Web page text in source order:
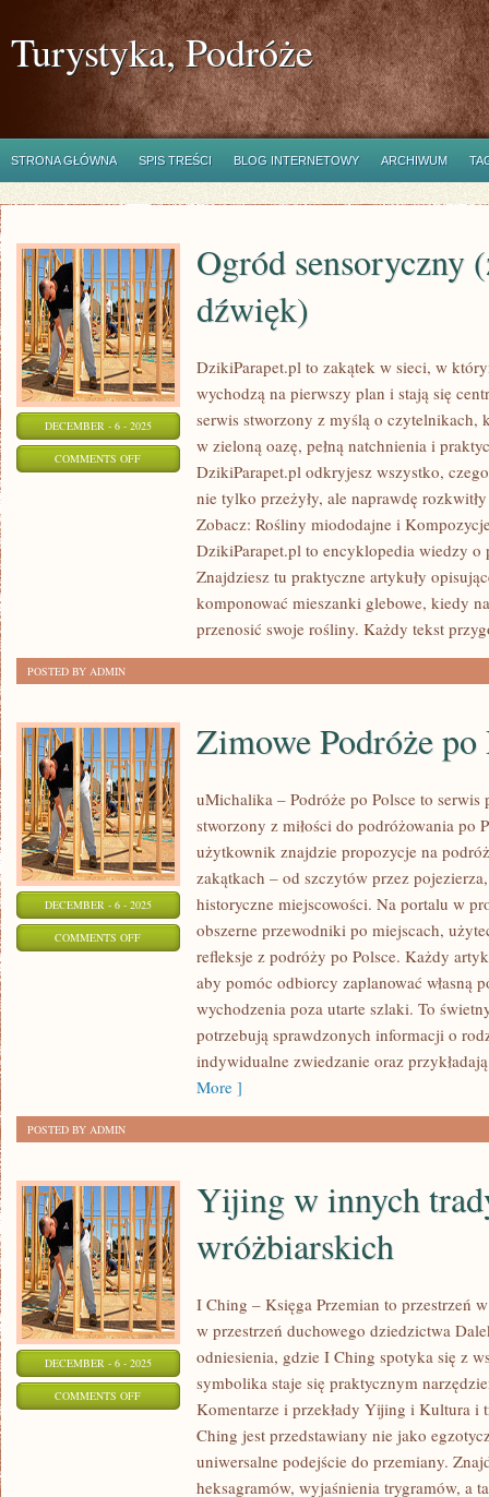
Turystyka, Podróże
STRONA GŁÓWNA SPIS TREŚCI BLOG INTERNETOWY ARCHIWUM
DECEMBER - 6 - 2025
COMMENTS OFFON
Ogród sensoryczny
dźwięk)
DzikiParapet.pl to zakątek w sieci, w
wychodzą na pierwszy plan i stają się
serwis stworzony z myślą o czytelnikach,
w zieloną oazę, pełną natchnienia i
DzikiParapet.pl odkryjesz wszystko,
nie tylko przeżyły, ale naprawdę
Zobacz: Rośliny miododajne i
DzikiParapet.pl to encyklopedia wiedzy
Znajdziesz tu praktyczne artykuły
komponować mieszanki glebowe, kiedy
przenosić swoje rośliny. Każdy tekst
POSTED BY ADMIN
DECEMBER - 6 - 2025
COMMENTS OFFON
Zimowe Podróże po
uMichalika – Podróże po Polsce to serwis
stworzony z miłości do podróżowania po
użytkownik znajdzie propozycje na
zakątkach – od szczytów przez
historyczne miejscowości. Na portalu w
obszerne przewodniki po miejscach,
refleksje z podróży po Polsce. Każdy
aby pomóc odbiorcy zaplanować własną
wychodzenia poza utarte szlaki. To
potrzebują sprawdzonych informacji o
indywidualne zwiedzanie oraz
More ]
POSTED BY ADMIN
DECEMBER - 6 - 2025
COMMENTS OFFON
Yijing w innych
wróżbiarskich
I Ching – Księga Przemian to przestrzeń
w przestrzeń duchowego dziedzictwa
odniesienia, gdzie I Ching spotyka się z
symbolika staje się praktycznym
Komentarze i przekłady Yijing i Kultura i
Ching jest przedstawiany nie jako
uniwersalne podejście do przemiany.
heksagramów, wyjaśnienia trygramów, a